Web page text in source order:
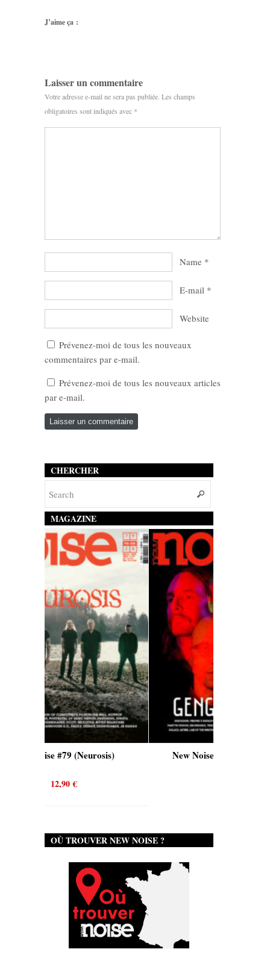
J’aime ça :
Laisser un commentaire
Votre adresse e-mail ne sera pas publiée. Les champs
obligatoires sont indiqués avec *
Name *
E-mail *
Website
Prévenez-moi de tous les nouveaux
commentaires par e-mail.
Prévenez-moi de tous les nouveaux articles
par e-mail.
CHERCHER
MAGAZINE
(Neurosis) New Noise #80 (Genghis Tron)
OÙ TROUVER NEW NOISE ?